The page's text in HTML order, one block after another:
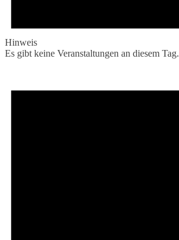
Hinweis
Es gibt keine Veranstaltungen an diesem Tag.